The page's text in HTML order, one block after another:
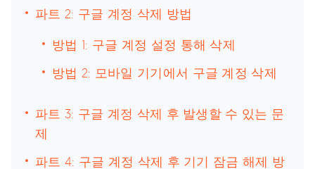
파트 2: 구글 계정 삭제 방법
방법 1: 구글 계정 설정 통해 삭제
방법 2: 모바일 기기에서 구글 계정 삭제
파트 3: 구글 계정 삭제 후 발생할 수 있는 문
제
파트 4: 구글 계정 삭제 후 기기 잠금 해제 방